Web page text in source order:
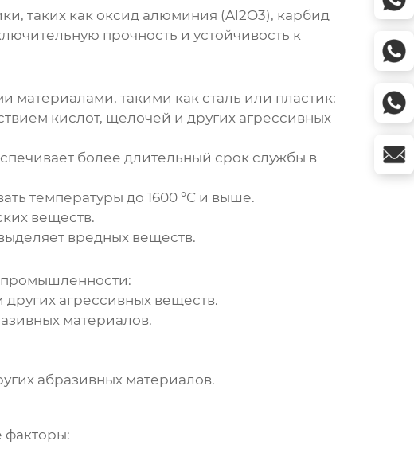
таких как оксид алюминия (Al2O3), карбид
прочность и устойчивость к
такими как сталь или пластик:
кислот, щелочей и других агрессивных
более длительный срок службы в
температуры до 1600 °C и выше.
веществ.
вредных веществ.
промышленности:
агрессивных веществ.
материалов.
абразивных материалов.
факторы: